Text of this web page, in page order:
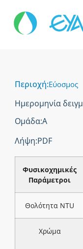
Περιοχή:Εύοσμος
Ημερομηνία
Ομάδα:Α
Λήψη:PDF
Φυσικοχημικές
Παράμετροι
Θολότητα NTU
Χρώμα